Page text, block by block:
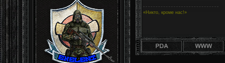
«Никто, кроме нас!»